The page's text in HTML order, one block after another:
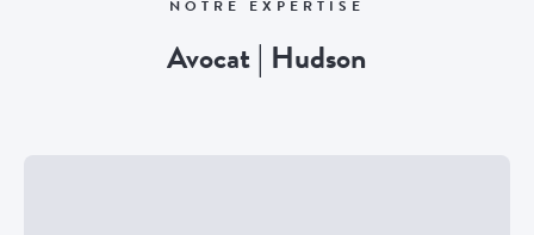
NOTRE EXPERTISE
Avocat | Hudson